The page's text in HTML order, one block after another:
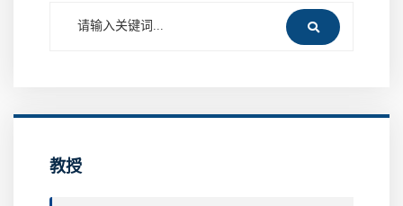
教授